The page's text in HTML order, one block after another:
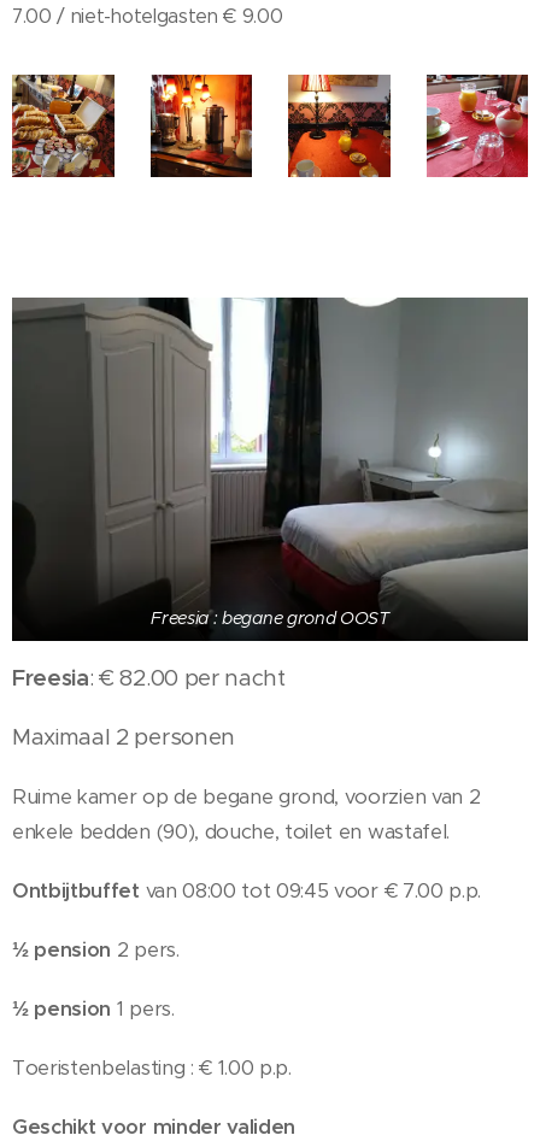
7.00 / niet-hotelgasten € 9.00
Freesia : begane grond OOST
Freesia: € 82.00 per nacht
Maximaal 2 personen
Ruime kamer op de begane grond, voorzien van 2
enkele bedden (90), douche, toilet en wastafel.
Ontbijtbuffet van 08:00 tot 09:45 voor € 7.00 p.p.
½ pension 2 pers.
½ pension 1 pers.
Toeristenbelasting : € 1.00 p.p.
Geschikt voor minder validen